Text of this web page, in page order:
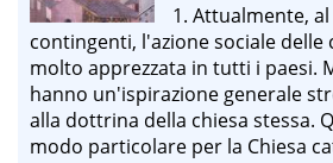
1. Attualmente,
contingenti, l'azione sociale delle
molto apprezzata in tutti i paesi.
hanno un'ispirazione generale
alla dottrina della chiesa stessa.
modo particolare per la Chiesa